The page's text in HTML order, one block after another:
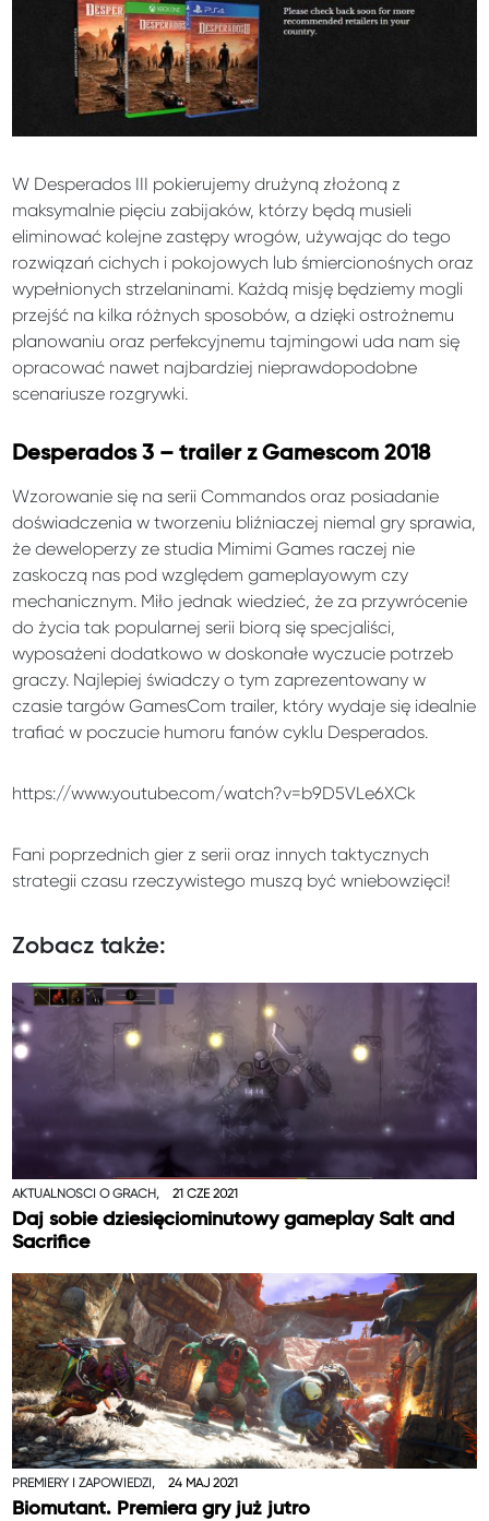
W Desperados III pokierujemy drużyną złożoną z
maksymalnie pięciu zabijaków, którzy będą musieli
eliminować kolejne zastępy wrogów, używając do tego
rozwiązań cichych i pokojowych lub śmiercionośnych oraz
wypełnionych strzelaninami. Każdą misję będziemy mogli
przejść na kilka różnych sposobów, a dzięki ostrożnemu
planowaniu oraz perfekcyjnemu tajmingowi uda nam się
opracować nawet najbardziej nieprawdopodobne
scenariusze rozgrywki.
Desperados 3 – trailer z Gamescom 2018
Wzorowanie się na serii Commandos oraz posiadanie
doświadczenia w tworzeniu bliźniaczej niemal gry sprawia,
że deweloperzy ze studia Mimimi Games raczej nie
zaskoczą nas pod względem gameplayowym czy
mechanicznym. Miło jednak wiedzieć, że za przywrócenie
do życia tak popularnej serii biorą się specjaliści,
wyposażeni dodatkowo w doskonałe wyczucie potrzeb
graczy. Najlepiej świadczy o tym zaprezentowany w
czasie targów GamesCom trailer, który wydaje się idealnie
trafiać w poczucie humoru fanów cyklu Desperados.
https://www.youtube.com/watch?v=b9D5VLe6XCk
Fani poprzednich gier z serii oraz innych taktycznych
strategii czasu rzeczywistego muszą być wniebowzięci!
Zobacz także:
AKTUALNOŚCI O GRACH, 21 CZE 2021
Daj sobie dziesięciominutowy gameplay Salt and
Sacrifice
PREMIERY I ZAPOWIEDZI, 24 MAJ 2021
Biomutant. Premiera gry już jutro